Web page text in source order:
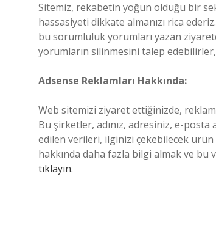
Sitemiz, rekabetin yoğun olduğu bir
hassasiyeti dikkate almanızı rica
bu sorumluluk yorumları yazan
yorumların silinmesini talep
Adsense Reklamları Hakkında:
Web sitemizi ziyaret ettiğinizde,
Bu şirketler, adınız, adresiniz, e-
edilen verileri, ilginizi çekebilecek
hakkında daha fazla bilgi almak ve bu
tıklayın.